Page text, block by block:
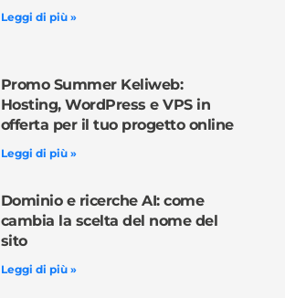
Leggi di più »
Promo Summer Keliweb:
Hosting, WordPress e VPS in
offerta per il tuo progetto online
Leggi di più »
Dominio e ricerche AI: come
cambia la scelta del nome del
sito
Leggi di più »